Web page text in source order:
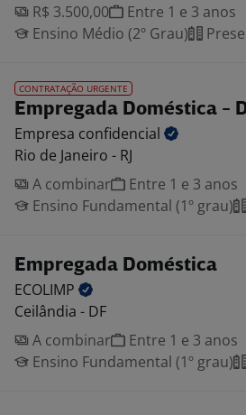
R$ 3.500,00
Entre 1 e 3 anos
Ensino Médio (2º Grau)
CONTRATAÇÃO URGENTE
Empregada Doméstica -
Empresa confidencial
Rio de Janeiro - RJ
A combinar
Entre 1 e 3 anos
Ensino Fundamental (1º grau)
Empregada Doméstica
ECOLIMP
Ceilândia - DF
A combinar
Entre 1 e 3 anos
Ensino Fundamental (1º grau)